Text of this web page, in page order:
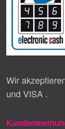
Wir
und VISA .